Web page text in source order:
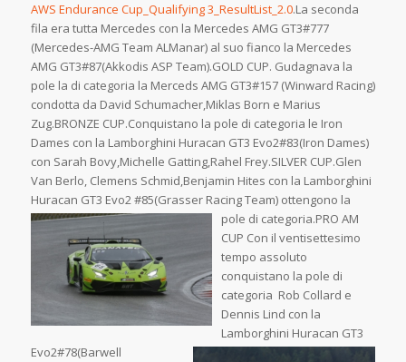
AWS Endurance Cup_Qualifying 3_ResultList_2.0.La seconda
fila era tutta Mercedes con la Mercedes AMG GT3#777
(Mercedes-AMG Team ALManar) al suo fianco la Mercedes
AMG GT3#87(Akkodis ASP Team).GOLD CUP. Gudagnava la
pole la di categoria la Merceds AMG GT3#157 (Winward Racing)
condotta da David Schumacher,Miklas Born e Marius
Zug.BRONZE CUP.Conquistano la pole di categoria le Iron
Dames con la Lamborghini Huracan GT3 Evo2#83(Iron Dames)
con Sarah Bovy,Michelle Gatting,Rahel Frey.SILVER CUP.Glen
Van Berlo, Clemens Schmid,Benjamin Hites con la Lamborghini
Huracan GT3 Evo2 #85(Grasser Racing Team) ottengono la
pole di categoria.PRO AM
CUP Con il ventisettesimo
tempo assoluto
conquistano la pole di
categoria Rob Collard e
Dennis Lind con la
Lamborghini Huracan GT3
Evo2#78(Barwell